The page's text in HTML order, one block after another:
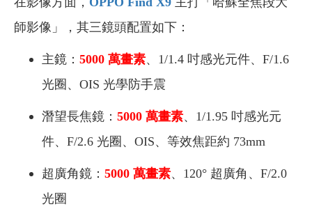
師影像」，其三鏡頭配置如下：
主鏡： 5000 萬畫素、1/1.4 吋感光元件、F/1.6
光圈、OIS 光學防手震
潛望長焦鏡： 5000 萬畫素、1/1.95 吋感光元
件、F/2.6 光圈、OIS、等效焦距約 73mm
超廣角鏡： 5000 萬畫素、120° 超廣角、F/2.0
光圈